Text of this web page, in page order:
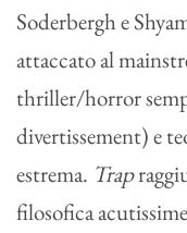
Soderbergh e
attaccato al
thriller/horror
divertissement) e
estrema. Trap
filosofica